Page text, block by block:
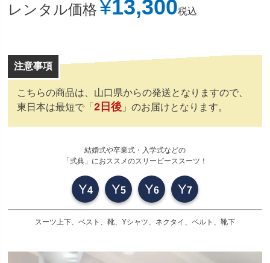
レンタル価格 ¥13,300税込
こちらの商品は、山口県からの発送となりますので、
東日本は最短で「2日後 」のお届けとなります。
結婚式や卒業式・入学式などの
「式典」におススメのスリーピーススーツ！
Y4 Y5 Y6 Y7
スーツ上下、ベスト、靴、Yシャツ、ネクタイ、ベルト、靴下